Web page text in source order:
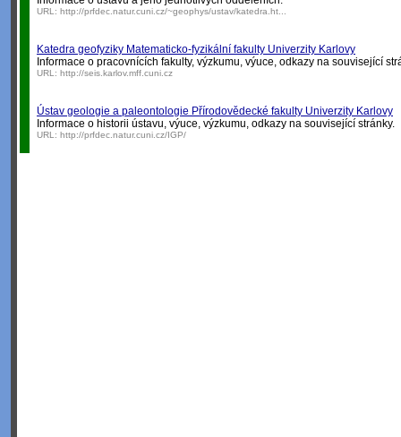
URL: http://prfdec.natur.cuni.cz/~geophys/ustav/katedra.ht...
Katedra geofyziky Matematicko-fyzikální fakulty Univerzity Karlovy
Informace o pracovnících fakulty, výzkumu, výuce, odkazy na související
URL: http://seis.karlov.mff.cuni.cz
Ústav geologie a paleontologie Přírodovědecké fakulty Univerzity Karlovy
Informace o historii ústavu, výuce, výzkumu, odkazy na související stránky.
URL: http://prfdec.natur.cuni.cz/IGP/